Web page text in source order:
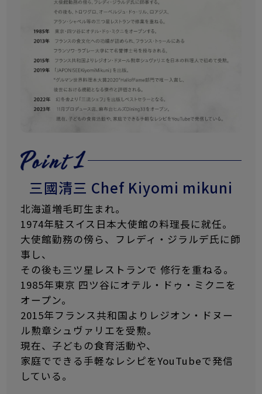
三國清三 Chef Kiyomi mikuni
北海道増毛町生まれ。
1974年駐スイス日本大使館の料理長に就任。
大使館勤務の傍ら、フレディ・ジラルデ氏に師
事し、
その後も三ツ星レストランで 修行を重ねる。
1985年東京 四ツ谷にオテル・ドゥ・ミクニを
オープン。
2015年フランス共和国よりレジオン・ドヌー
ル勲章シュヴァリエを受勲。
現在、子どもの食育活動や、
家庭でできる手軽なレシピをYouTubeで発信
している。